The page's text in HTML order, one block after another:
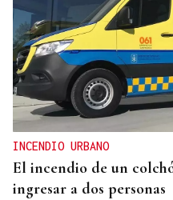
INCENDIO URBANO
El incendio de un
ingresar a dos personas